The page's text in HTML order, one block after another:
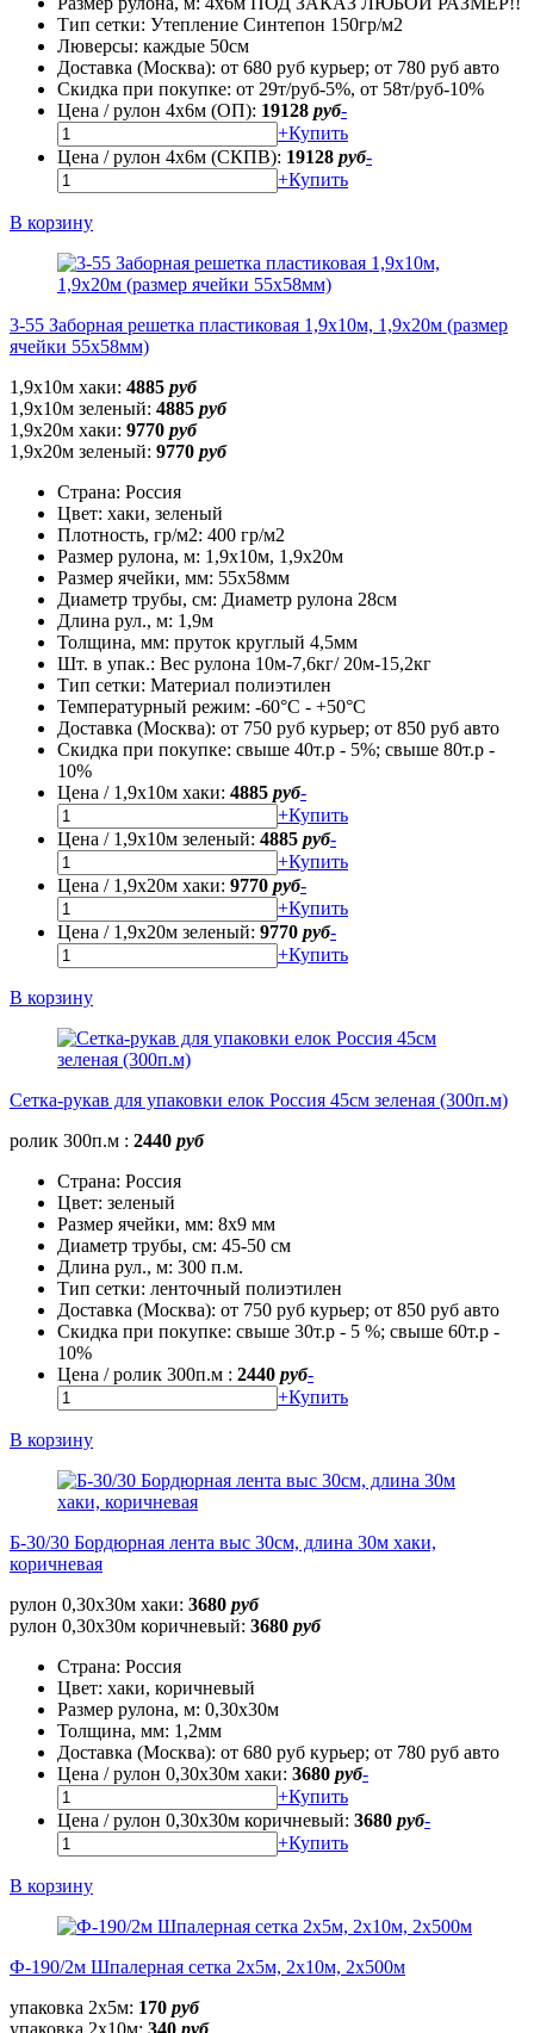
Тип сетки: Утепление Синтепон 150гр/м2
Люверсы: каждые 50см
Доставка (Москва): от 680 руб курьер; от 780 руб авто
Скидка при покупке: от 29т/руб-5%, от 58т/руб-10%
Цена / рулон 4х6м (ОП): 19128 руб-
+Купить
Цена / рулон 4х6м (СКПВ): 19128 руб-
+Купить
В корзину
3-55 Заборная решетка пластиковая 1,9х10м, 1,9х20м (размер
ячейки 55х58мм)
1,9х10м хаки: 4885 руб
1,9х10м зеленый: 4885 руб
1,9х20м хаки: 9770 руб
1,9х20м зеленый: 9770 руб
Страна: Россия
Цвет: хаки, зеленый
Плотность, гр/м2: 400 гр/м2
Размер рулона, м: 1,9х10м, 1,9х20м
Размер ячейки, мм: 55х58мм
Диаметр трубы, cм: Диаметр рулона 28см
Длина рул., м: 1,9м
Толщина, мм: пруток круглый 4,5мм
Шт. в упак.: Вес рулона 10м-7,6кг/ 20м-15,2кг
Тип сетки: Материал полиэтилен
Температурный режим: -60°С - +50°С
Доставка (Москва): от 750 руб курьер; от 850 руб авто
Скидка при покупке: свыше 40т.р - 5%; свыше 80т.р -
10%
Цена / 1,9х10м хаки: 4885 руб-
+Купить
Цена / 1,9х10м зеленый: 4885 руб-
+Купить
Цена / 1,9х20м хаки: 9770 руб-
+Купить
Цена / 1,9х20м зеленый: 9770 руб-
+Купить
В корзину
Сетка-рукав для упаковки елок Россия 45см зеленая (300п.м)
ролик 300п.м : 2440 руб
Страна: Россия
Цвет: зеленый
Размер ячейки, мм: 8х9 мм
Диаметр трубы, cм: 45-50 см
Длина рул., м: 300 п.м.
Тип сетки: ленточный полиэтилен
Доставка (Москва): от 750 руб курьер; от 850 руб авто
Скидка при покупке: свыше 30т.р - 5 %; свыше 60т.р -
10%
Цена / ролик 300п.м : 2440 руб-
+Купить
В корзину
Б-30/30 Бордюрная лента выс 30см, длина 30м хаки,
коричневая
рулон 0,30х30м хаки: 3680 руб
рулон 0,30х30м коричневый: 3680 руб
Страна: Россия
Цвет: хаки, коричневый
Размер рулона, м: 0,30х30м
Толщина, мм: 1,2мм
Доставка (Москва): от 680 руб курьер; от 780 руб авто
Цена / рулон 0,30х30м хаки: 3680 руб-
+Купить
Цена / рулон 0,30х30м коричневый: 3680 руб-
+Купить
В корзину
Ф-190/2м Шпалерная сетка 2х5м, 2х10м, 2х500м
упаковка 2х5м: 170 руб
упаковка 2х10м: 340 руб